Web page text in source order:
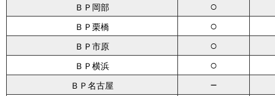
ＢＰ岡部 ○
ＢＰ栗橋 ○
ＢＰ市原 ○
ＢＰ横浜 ○
ＢＰ名古屋 －